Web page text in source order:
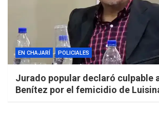
EN CHAJARÍ POLICIALES
Jurado popular declaró culpable
Benítez por el femicidio de